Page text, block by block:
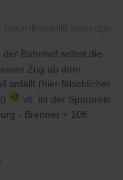
Forum|Forum|5 years ago
Bahnhof selbst die
Zug ab dem
anfällt (hier fälschlicher
vlt. ist der Sparpreis
- Brenner + 10€